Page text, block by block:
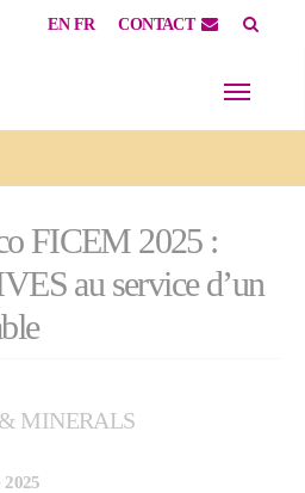
EN FR CONTACT
FICEM 2025 :
au service d’un
MINERALS
2025